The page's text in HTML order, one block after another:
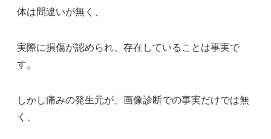
体は間違いが無く、
実際に損傷が認められ、存在していることは事実で
す。
しかし痛みの発生元が、画像診断での事実だけでは無
く、